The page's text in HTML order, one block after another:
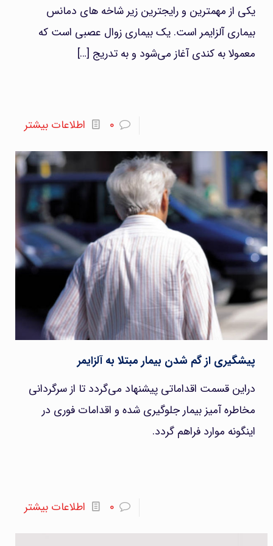
یکی از مهمترین و رایجترین زیر شاخه های دمانس
بیماری آلزایمر است. یک بیماری زوال عصبی است که
معمولا به کندی آغاز می‌شود و به تدریج […]
۰ اطلاعات بیشتر
پیشگیری از گم شدن بیمار مبتلا به آلزایمر
دراین قسمت اقداماتی پیشنهاد می‌گردد تا از سرگردانی
مخاطره آمیز بیمار جلوگیری شده و اقدامات فوری در
اینگونه موارد فراهم گردد.
۰ اطلاعات بیشتر